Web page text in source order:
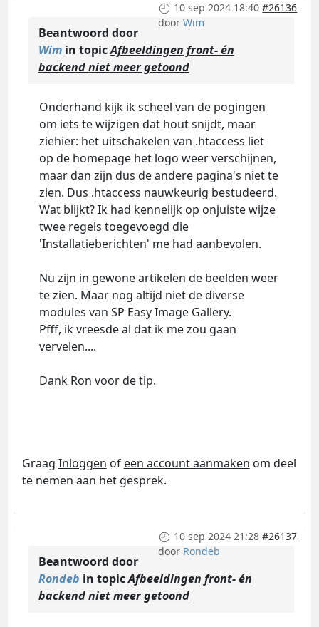
10 sep 2024 18:40 #26136
doorWim
Beantwoord door
Wimin topicAfbeeldingen front- én
backend niet meer getoond
Onderhand kijk ik scheel van de pogingen
om iets te wijzigen dat hout snijdt, maar
ziehier: het uitschakelen van .htaccess liet
op de homepage het logo weer verschijnen,
maar dan zijn dus de andere pagina's niet te
zien. Dus .htaccess nauwkeurig bestudeerd.
Wat blijkt? Ik had kennelijk op onjuiste wijze
twee regels toegevoegd die
'Installatieberichten' me had aanbevolen.
Nu zijn in gewone artikelen de beelden weer
te zien. Maar nog altijd niet de diverse
modules van SP Easy Image Gallery.
Pfff, ik vreesde al dat ik me zou gaan
vervelen....
Dank Ron voor de tip.
Graag Inloggen of een account aanmaken om deel
te nemen aan het gesprek.
10 sep 2024 21:28 #26137
door Rondeb
Beantwoord door
Rondeb in topicAfbeeldingen front- én
backend niet meer getoond